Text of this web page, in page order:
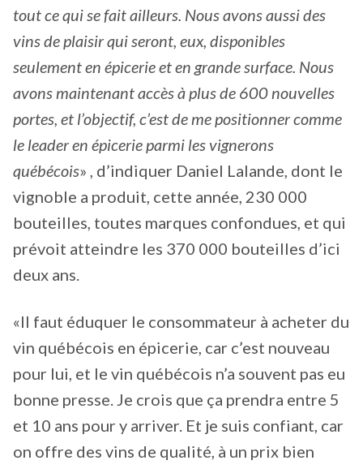
tout ce qui se fait ailleurs. Nous avons aussi des
vins de plaisir qui seront, eux, disponibles
seulement en épicerie et en grande surface. Nous
avons maintenant accès à plus de 600 nouvelles
portes, et l’objectif, c’est de me positionner comme
le leader en épicerie parmi les vignerons
québécois» , d’indiquer Daniel Lalande, dont le
vignoble a produit, cette année, 230 000
bouteilles, toutes marques confondues, et qui
prévoit atteindre les 370 000 bouteilles d’ici
deux ans.
«Il faut éduquer le consommateur à acheter du
vin québécois en épicerie, car c’est nouveau
pour lui, et le vin québécois n’a souvent pas eu
bonne presse. Je crois que ça prendra entre 5
et 10 ans pour y arriver. Et je suis confiant, car
on offre des vins de qualité, à un prix bien